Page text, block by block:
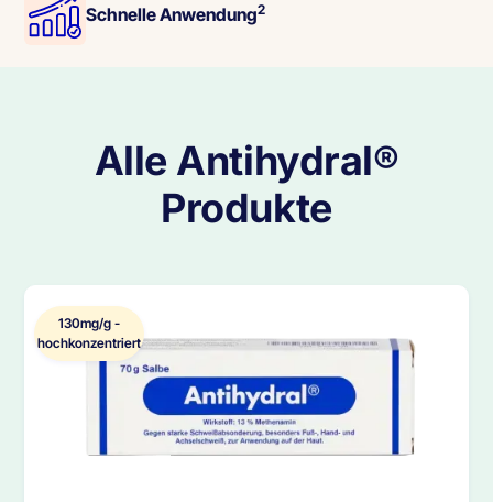
Schnelle Anwendung2
Alle Antihydral®
Produkte
130mg/g -
hochkonzentriert